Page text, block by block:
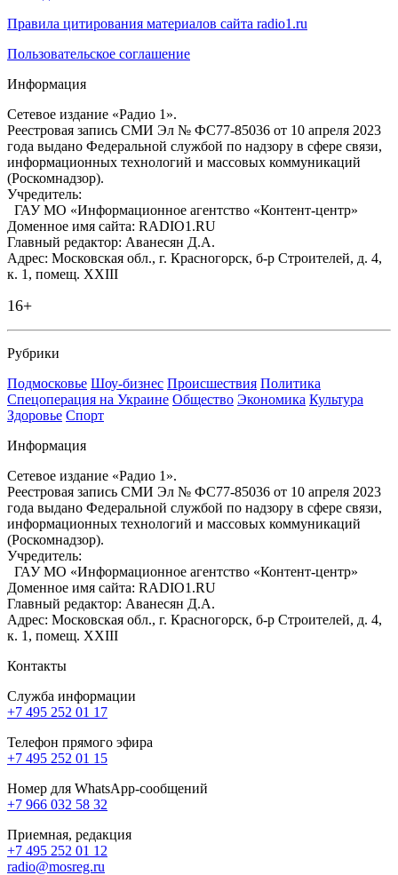
Правила цитирования материалов сайта radio1.ru
Пользовательское соглашение
Информация
Сетевое издание «Радио 1».
Реестровая запись СМИ Эл № ФС77-85036 от 10 апреля 2023
года выдано Федеральной службой по надзору в сфере связи,
информационных технологий и массовых коммуникаций
(Роскомнадзор).
Учредитель:
ГАУ МО «Информационное агентство «Контент-центр»
Доменное имя сайта: RADIO1.RU
Главный редактор: Аванесян Д.А.
Адрес: Московская обл., г. Красногорск, б-р Строителей, д. 4,
к. 1, помещ. XXIII
16+
Рубрики
Подмосковье Шоу-бизнес Происшествия Политика
Спецоперация на Украине Общество Экономика Культура
Здоровье Спорт
Информация
Сетевое издание «Радио 1».
Реестровая запись СМИ Эл № ФС77-85036 от 10 апреля 2023
года выдано Федеральной службой по надзору в сфере связи,
информационных технологий и массовых коммуникаций
(Роскомнадзор).
Учредитель:
ГАУ МО «Информационное агентство «Контент-центр»
Доменное имя сайта: RADIO1.RU
Главный редактор: Аванесян Д.А.
Адрес: Московская обл., г. Красногорск, б-р Строителей, д. 4,
к. 1, помещ. XXIII
Контакты
Служба информации
+7 495 252 01 17
Телефон прямого эфира
+7 495 252 01 15
Номер для WhatsApp-сообщений
+7 966 032 58 32
Приемная, редакция
+7 495 252 01 12
radio@mosreg.ru